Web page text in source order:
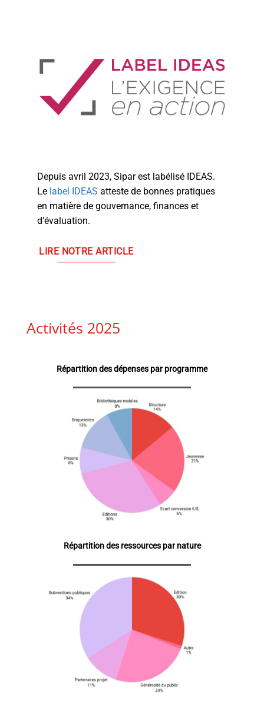
Depuis avril 2023, Sipar est labélisé IDEAS.
Le label IDEAS atteste de bonnes pratiques
en matière de gouvernance, finances et
d’évaluation.
LIRE NOTRE ARTICLE
Activités 2025
Répartition des dépenses par programme
Répartition des ressources par nature